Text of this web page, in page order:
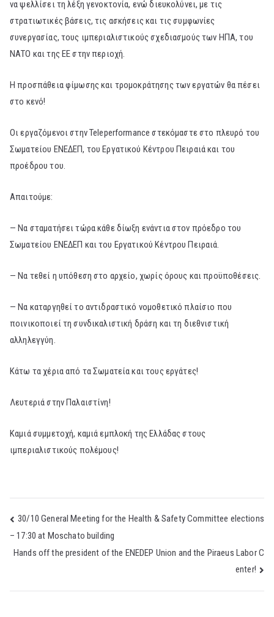
να ψελλίσει τη λέξη γενοκτονία, ενώ διευκολύνει, με τις
στρατιωτικές βάσεις, τις ασκήσεις και τις συμφωνίες
συνεργασίας, τους ιμπεριαλιστικούς σχεδιασμούς των ΗΠΑ, του
ΝΑΤΟ και της ΕΕ στην περιοχή.
Η προσπάθεια φίμωσης και τρομοκράτησης των εργατών θα πέσει
στο κενό!
Οι εργαζόμενοι στην Teleperformance στεκόμαστε στο πλευρό του
Σωματείου ΕΝΕΔΕΠ, του Εργατικού Κέντρου Πειραιά και του
προέδρου του.
Απαιτούμε:
— Να σταματήσει τώρα κάθε δίωξη ενάντια στον πρόεδρο του
Σωματείου ΕΝΕΔΕΠ και του Εργατικού Κέντρου Πειραιά.
— Να τεθεί η υπόθεση στο αρχείο, χωρίς όρους και προϋποθέσεις.
— Να καταργηθεί το αντιδραστικό νομοθετικό πλαίσιο που
ποινικοποιεί τη συνδικαλιστική δράση και τη διεθνιστική
αλληλεγγύη.
Κάτω τα χέρια από τα Σωματεία και τους εργάτες!
Λευτεριά στην Παλαιστίνη!
Καμιά συμμετοχή, καμιά εμπλοκή της Ελλάδας στους
ιμπεριαλιστικούς πολέμους!
Post
navigation
30/10 General Meeting for the Health & Safety Committee elections
– 17:30 at Moschato building
Hands off the president of the ENEDEP Union and the Piraeus Labor C
enter!